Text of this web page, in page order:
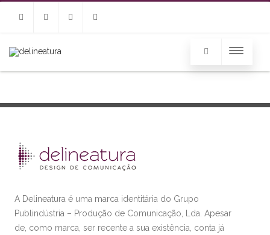
Email FacebookInstagram
A Delineatura é uma marca identitária do Grupo
Publindústria – Produção de Comunicação, Lda. Apesar
de, como marca, ser recente a sua existência, conta já